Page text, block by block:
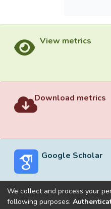
View metrics
Download metrics
Google Scholar
We collect and process your
following purposes: